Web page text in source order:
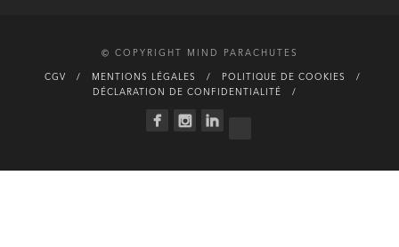
© COPYRIGHT MIND PARACHUTES
CGV MENTIONS LÉGALES
POLITIQUE DE COOKIES
DÉCLARATION DE CONFIDENTIALITÉ